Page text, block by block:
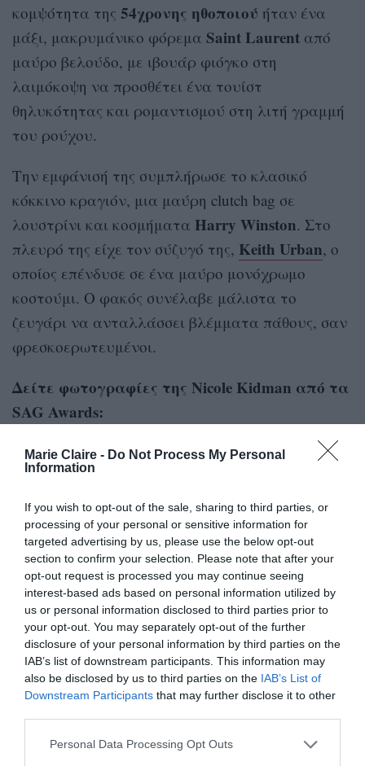
Marie Claire - Do Not Process My Personal
Information
If you wish to opt-out of the sale, sharing to third parties, or
processing of your personal or sensitive information for
targeted advertising by us, please use the below opt-out
section to confirm your selection. Please note that after your
opt-out request is processed you may continue seeing
interest-based ads based on personal information utilized by
us or personal information disclosed to third parties prior to
your opt-out. You may separately opt-out of the further
disclosure of your personal information by third parties on the
IAB’s list of downstream participants. This information may
also be disclosed by us to third parties on the IAB’s List of
Downstream Participants that may further disclose it to other
Personal Data Processing Opt Outs
κομψότητα της 54χρονης ηθοποιού ήταν ένα
μάξι, μακρυμάνικο φόρεμα Saint Laurent από
μαύρο βελούδο, με ιβουάρ φιόγκο στη
λαιμόκοψη να προσθέτει ένα τουίστ
θηλυκότητας και ρομαντισμού στη λιτή γραμμή
του ρούχου.
Την εμφάνισή της συμπλήρωσε το κλασικό
κόκκινο κραγιόν, μια μαύρη clutch bag σε
λουστρίνι και κοσμήματα Harry Winston. Στο
πλευρό της είχε τον σύζυγό της, Keith Urban, ο
οποίος επένδυσε σε ένα μαύρο μονόχρωμο
κοστούμι. Ο φακός συνέλαβε μάλιστα το
ζευγάρι να ανταλλάσσει βλέμματα πάθους, σαν
φρεσκοερωτευμένοι.
Δείτε φωτογραφίες της Nicole Kidman από τα
SAG Awards: